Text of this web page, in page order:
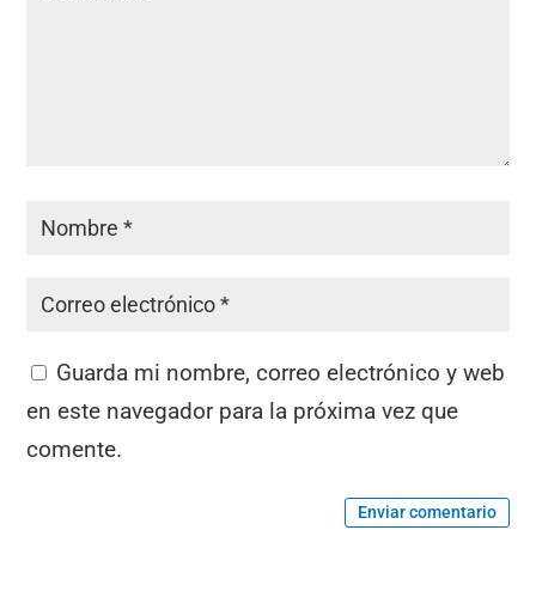
Guarda mi nombre, correo electrónico y web
en este navegador para la próxima vez que
comente.
Enviar comentario